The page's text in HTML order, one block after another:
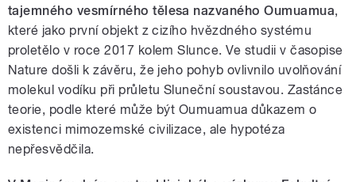
tajemného vesmírného tělesa nazvaného Oumuamua,
které jako první objekt z cizího hvězdného systému
proletělo v roce 2017 kolem Slunce. Ve studii v časopise
Nature došli k závěru, že jeho pohyb ovlivnilo uvolňování
molekul vodíku při průletu Sluneční soustavou. Zastánce
teorie, podle které může být Oumuamua důkazem o
existenci mimozemské civilizace, ale hypotéza
nepřesvědčila.